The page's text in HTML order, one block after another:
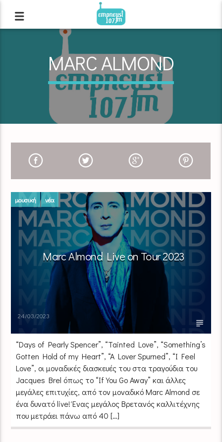
MARC ALMOND
μουσική νέα
Marc Almond Live on Tour 2023
24/03/2023
“Days of Pearly Spencer”, “Tainted Love”, “Something’s
Gotten Hold of my Heart”, “A Lover Spurned”, “I Feel
Love”, οι μοναδικές διασκευές του στα τραγούδια του
Jacques Brel όπως το “If You Go Away” και άλλες
μεγάλες επιτυχίες, από τον μοναδικό Marc Almond σε
ένα δυνατό live! Ένας μεγάλος Βρετανός καλλιτέχνης
που μετράει πάνω από 40 […]